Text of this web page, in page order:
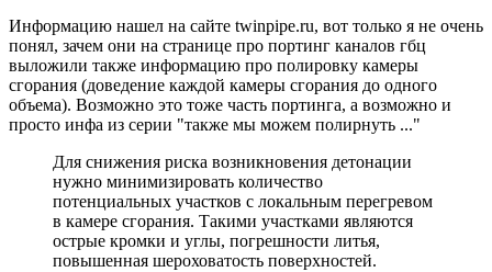
Информацию нашел на сайте twinpipe.ru, вот только я не очень
понял, зачем они на странице про портинг каналов гбц
выложили также информацию про полировку камеры
сгорания (доведение каждой камеры сгорания до одного
объема). Возможно это тоже часть портинга, а возможно и
просто инфа из серии "также мы можем полирнуть ..."
Для снижения риска возникновения детонации
нужно минимизировать количество
потенциальных участков с локальным перегревом
в камере сгорания. Такими участками являются
острые кромки и углы, погрешности литья,
повышенная шероховатость поверхностей.